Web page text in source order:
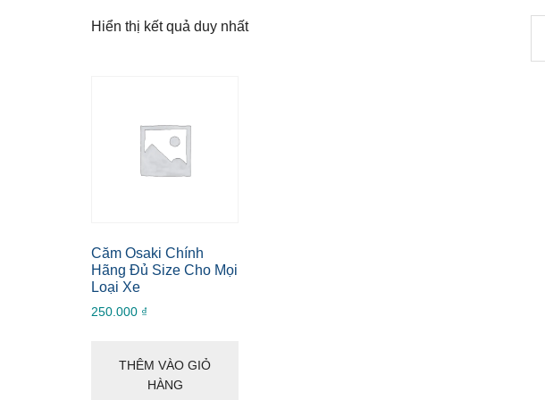
Hiển thị kết quả duy nhất
Căm Osaki Chính
Hãng Đủ Size Cho Mọi
Loại Xe
250.000 ₫
THÊM VÀO GIỎ
HÀNG